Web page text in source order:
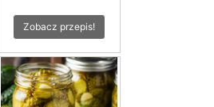
Zobacz przepis!